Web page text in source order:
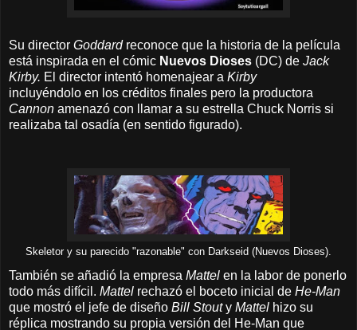
Su director Goddardreconoce que la historia de la película
está inspirada en el cómic Nuevos Dioses (DC) de Jack
Kirby. El director intentó homenajear a Kirby
incluyéndolo en los créditos finales pero la productora
Cannon amenazó con llamar a su estrella Chuck Norris si
realizaba tal osadía (en sentido figurado).
Skeletor y su parecido "razonable" con Darkseid (Nuevos Dioses).
También se añadió la empresa Mattel en la labor de ponerlo
todo más difícil. Mattel rechazó el boceto inicial de He-Man
que mostró el jefe de diseño Bill Stouty Mattel hizo su
réplica mostrando su propia versión del He-Man que